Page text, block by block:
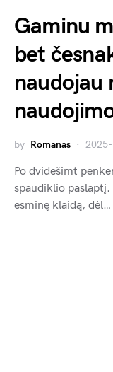
Gaminu
bet
naudojau
by Romanas
Po dvidešimt
spaudiklio paslaptį.
esminę klaidą, dėl…